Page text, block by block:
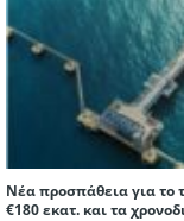
Νέα προσπάθεια για το
€180 εκατ. και τα